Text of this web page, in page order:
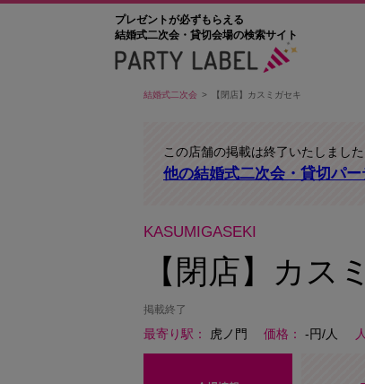
プレゼントが必ずもらえる
結婚式二次会・貸切会場の検索サイト
結婚式二次会 【閉店】カスミガセキ
この店舗の掲載は終了いたしました
他の結婚式二次会・貸切パー
KASUMIGASEKI
【閉店】カス
掲載終了
最寄り駅 虎ノ門 価格 -円/人